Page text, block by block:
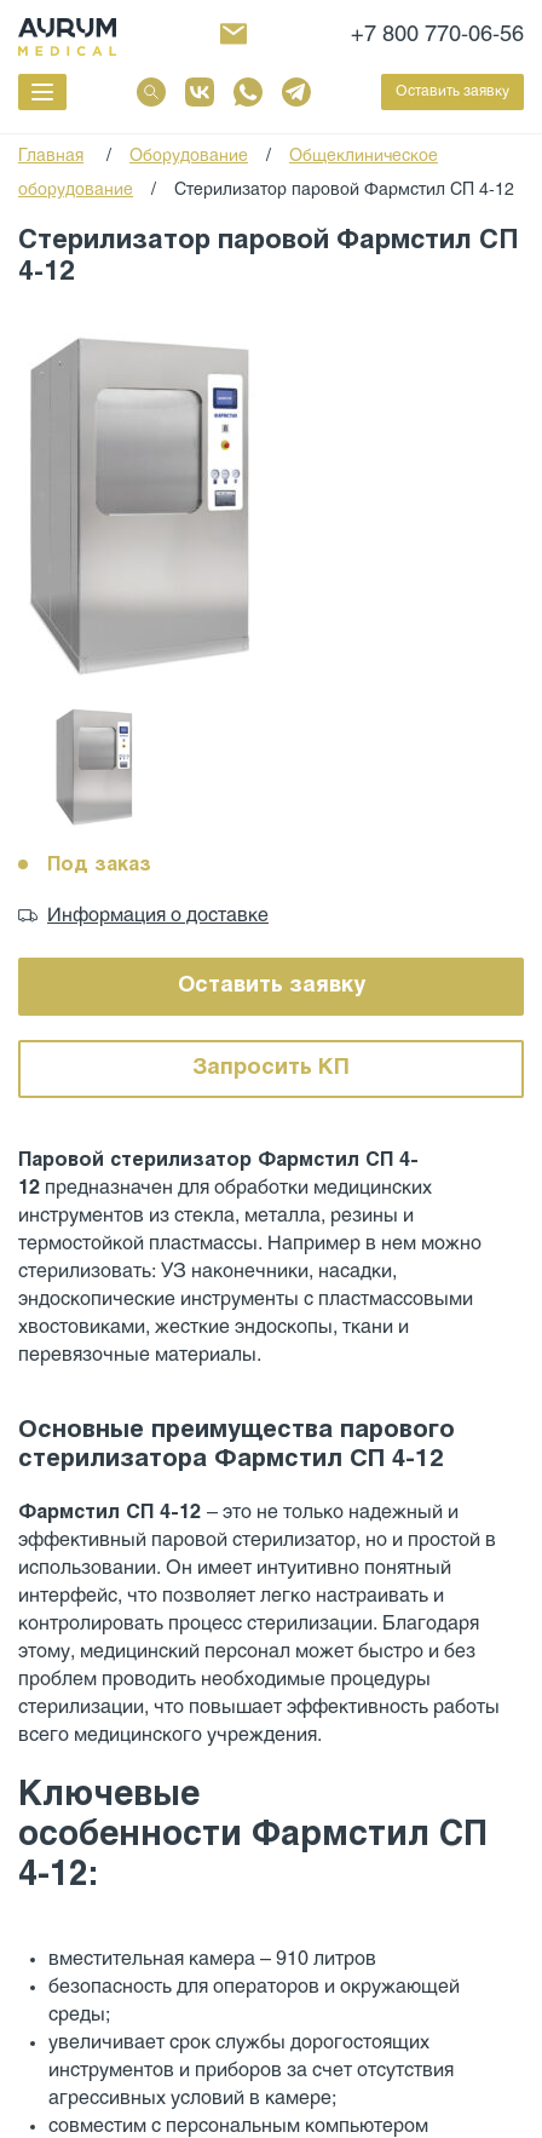
+7 800 770-06-56
Оставить заявку
Главная / Оборудование / Общеклиническое
оборудование / Стерилизатор паровой Фармстил СП 4-12
Стерилизатор паровой Фармстил СП
4-12
Под заказ
Информация о доставке
Оставить заявку
Запросить КП
Паровой стерилизатор Фармстил СП 4-
12 предназначен для обработки медицинских
инструментов из стекла, металла, резины и
термостойкой пластмассы. Например в нем можно
стерилизовать: УЗ наконечники, насадки,
эндоскопические инструменты с пластмассовыми
хвостовиками, жесткие эндоскопы, ткани и
перевязочные материалы.
Основные преимущества парового
стерилизатора Фармстил СП 4-12
Фармстил СП 4-12 – это не только надежный и
эффективный паровой стерилизатор, но и простой в
использовании. Он имеет интуитивно понятный
интерфейс, что позволяет легко настраивать и
контролировать процесс стерилизации. Благодаря
этому, медицинский персонал может быстро и без
проблем проводить необходимые процедуры
стерилизации, что повышает эффективность работы
всего медицинского учреждения.
Ключевые
особенности Фармстил СП
4-12:
вместительная камера – 910 литров
безопасность для операторов и окружающей
среды;
увеличивает срок службы дорогостоящих
инструментов и приборов за счет отсутствия
агрессивных условий в камере;
совместим с персональным компьютером